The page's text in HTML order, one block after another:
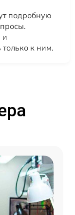
подробную
и
к ним.